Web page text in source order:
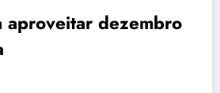
aproveitar dezembro